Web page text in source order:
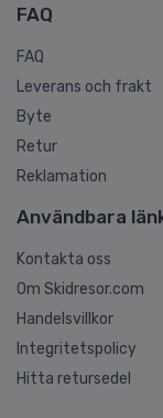
FAQ
FAQ
Leverans och frakt
Byte
Retur
Reklamation
Användbara
Kontakta oss
Om Skidresor.com
Handelsvillkor
Integritetspolicy
Hitta retursedel